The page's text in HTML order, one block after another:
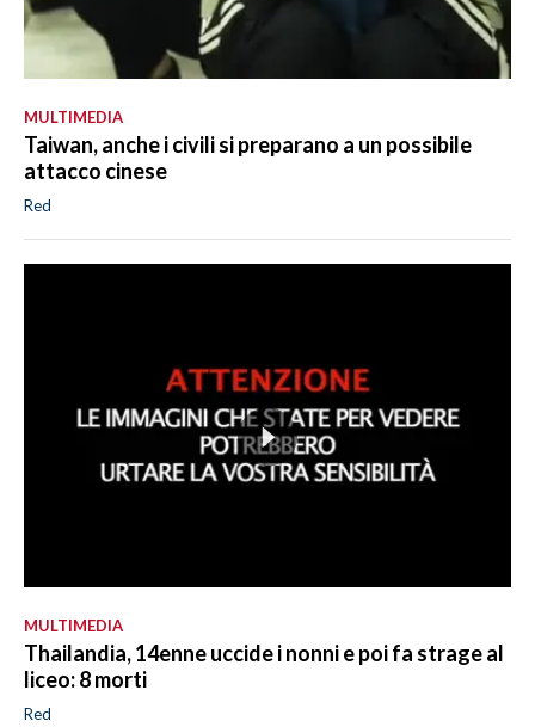
MULTIMEDIA
Taiwan, anche i civili si preparano a un possibile
attacco cinese
Red
MULTIMEDIA
Thailandia, 14enne uccide i nonni e poi fa strage al
liceo: 8 morti
Red